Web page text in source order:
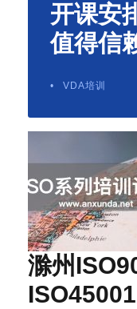
开课安
值得信
• VDA培训
滁州